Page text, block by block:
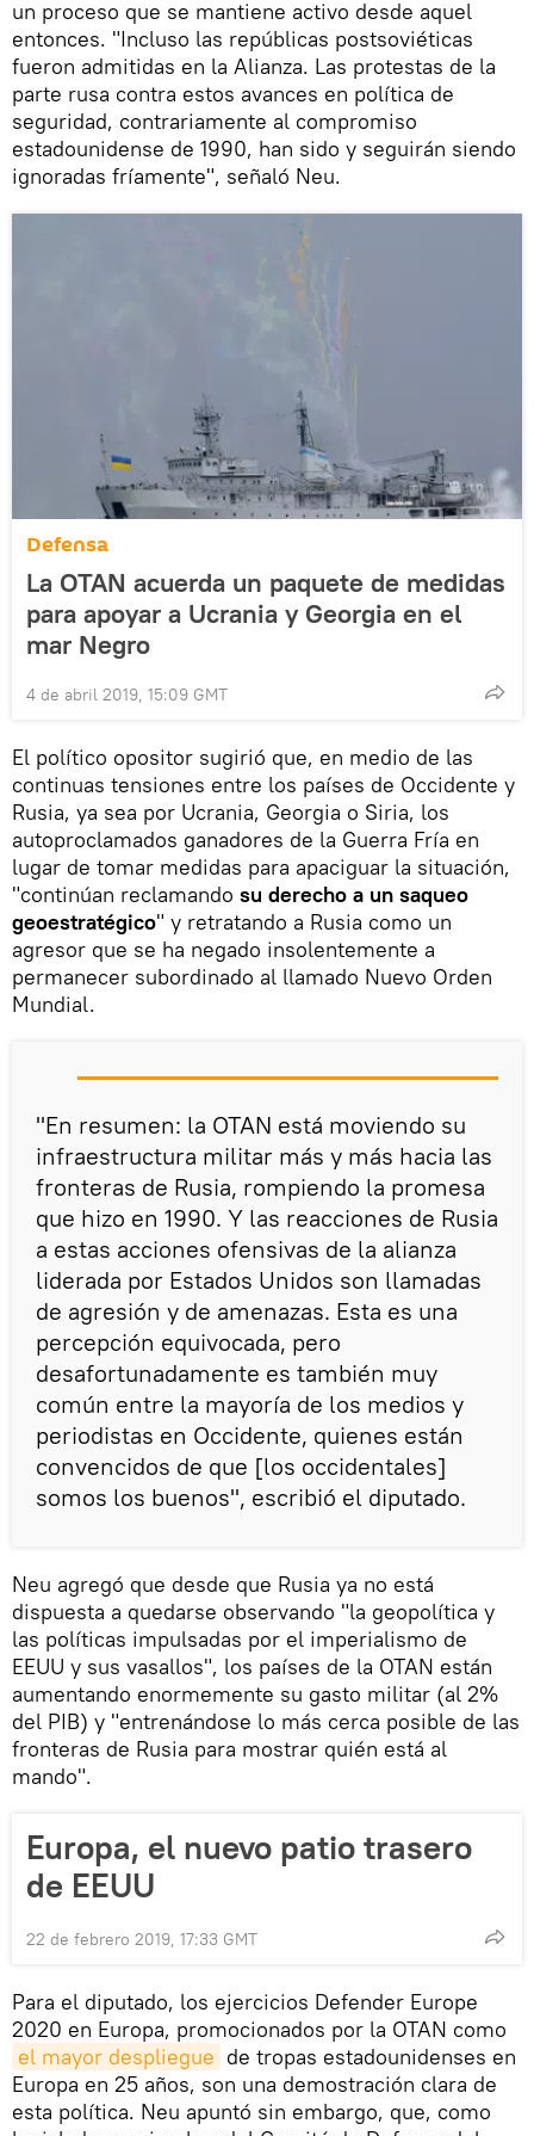
un proceso que se mantiene activo desde aquel
entonces. "Incluso las repúblicas postsoviéticas
fueron admitidas en la Alianza. Las protestas de la
parte rusa contra estos avances en política de
seguridad, contrariamente al compromiso
estadounidense de 1990, han sido y seguirán siendo
ignoradas fríamente", señaló Neu.
Defensa
La OTAN acuerda un paquete de medidas
para apoyar a Ucrania y Georgia en el
mar Negro
4 de abril 2019, 15:09 GMT
El político opositor sugirió que, en medio de las
continuas tensiones entre los países de Occidente y
Rusia, ya sea por Ucrania, Georgia o Siria, los
autoproclamados ganadores de la Guerra Fría en
lugar de tomar medidas para apaciguar la situación,
"continúan reclamando su derecho a un saqueo
geoestratégico" y retratando a Rusia como un
agresor que se ha negado insolentemente a
permanecer subordinado al llamado Nuevo Orden
Mundial.
"En resumen: la OTAN está moviendo su
infraestructura militar más y más hacia las
fronteras de Rusia, rompiendo la promesa
que hizo en 1990. Y las reacciones de Rusia
a estas acciones ofensivas de la alianza
liderada por Estados Unidos son llamadas
de agresión y de amenazas. Esta es una
percepción equivocada, pero
desafortunadamente es también muy
común entre la mayoría de los medios y
periodistas en Occidente, quienes están
convencidos de que [los occidentales]
somos los buenos", escribió el diputado.
Neu agregó que desde que Rusia ya no está
dispuesta a quedarse observando "la geopolítica y
las políticas impulsadas por el imperialismo de
EEUU y sus vasallos", los países de la OTAN están
aumentando enormemente su gasto militar (al 2%
del PIB) y "entrenándose lo más cerca posible de las
fronteras de Rusia para mostrar quién está al
mando".
Europa, el nuevo patio trasero
de EEUU
22 de febrero 2019, 17:33 GMT
Para el diputado, los ejercicios Defender Europe
2020 en Europa, promocionados por la OTAN como
el mayor despliegue de tropas estadounidenses en
Europa en 25 años, son una demostración clara de
esta política. Neu apuntó sin embargo, que, como